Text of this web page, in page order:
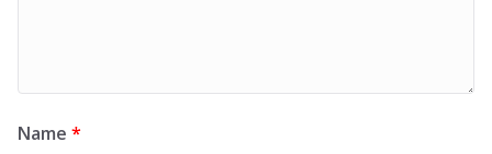
Name *